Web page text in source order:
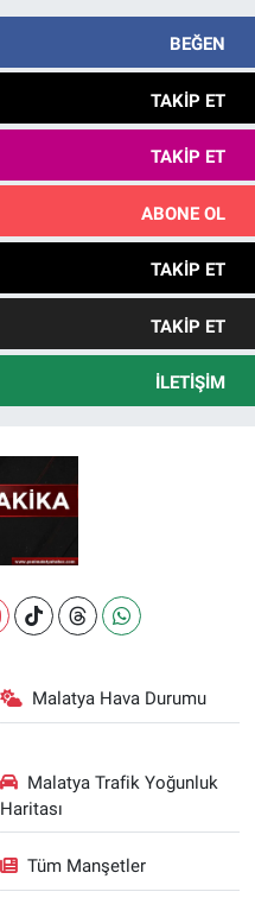
BEĞEN
TAKIP ET
TAKIP ET
ABONE OL
TAKIP ET
TAKIP ET
İLETIŞIM
Malatya Hava Durumu
Malatya Trafik Yoğunluk
Haritası
Tüm Manşetler